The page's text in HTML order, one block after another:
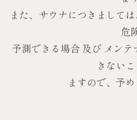
また、サウナにつきまして
危
予測できる場合 及び メン
きない
ますので、予